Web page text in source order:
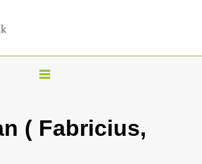
T
g
( Fabricius,